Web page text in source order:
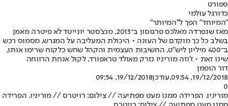
ספורט
כדורגל עולמי
"המיוחד" הפך ל"המיותר"
מאז שנפרדה מאלכס פרגוסון ב־2013, מנצ'סטר יונייטד לא פיטרה מאמן
בשלב כל כך מוקדם של העונה • היכולת המעליבה על המגרש, מסמוס רכש
ב־400 מיליון ליש"ט, החשיבות העצמית והקהל שחש כלקוח שרימו אותו,
שינו זאת • ז'וזה מוריניו נזרק מאולד טראפורד, לקול אנחת הרווחה
דור הופמן
19/12/2018, 09:54
,עודכן19/12/2018, 09:54
0
מוריניו. הפרידה ממנו מעט מפתיעה // צילום: רויטרס // מוריניו. הפרידה